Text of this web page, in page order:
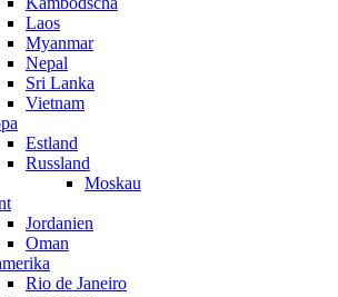
Laos
Myanmar
Nepal
Sri Lanka
Vietnam
Estland
Russland
Moskau
Jordanien
Oman
Rio de Janeiro